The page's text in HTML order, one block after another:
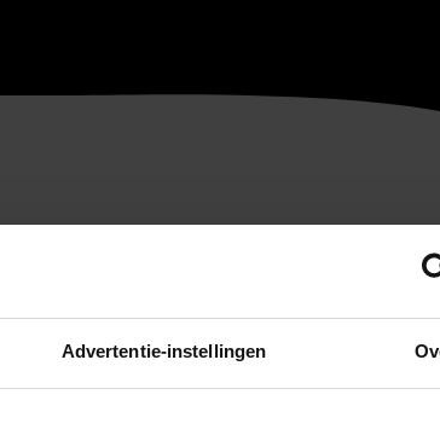
Advertentie-instellingen